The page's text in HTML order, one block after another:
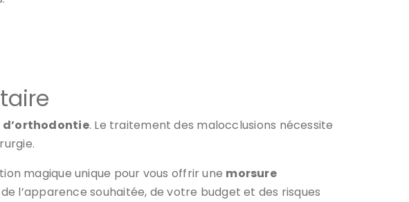
d’orthodontie. Le traitement des malocclusions nécessite
magique unique pour vous offrir une morsure
l’apparence souhaitée, de votre budget et des risques